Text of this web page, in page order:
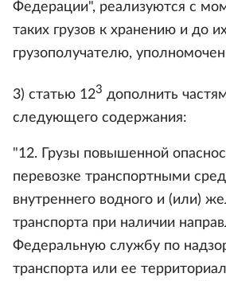
Федерации", реализуются с
таких грузов к хранению и до
грузополучателю,
3) статью 123 дополнить
следующего содержания:
"12. Грузы повышенной
перевозке транспортными
внутреннего водного и (или)
транспорта при наличии
Федеральную службу по
транспорта или ее